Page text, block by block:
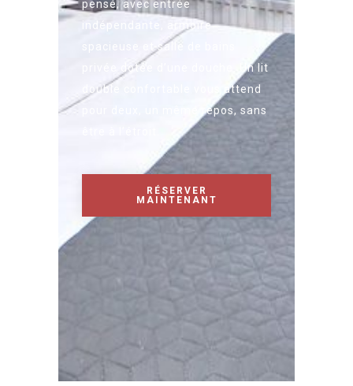
pensé, avec entrée
indépendante, armoire
spacieuse et salle de bains
privée dotée d’une douche. Un lit
double confortable vous attend
pour deux, un même repos, sans
RÉSERVER
MAINTENANT